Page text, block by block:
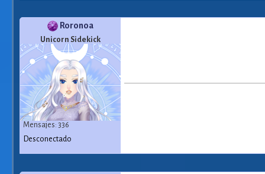
Roronoa
Unicorn Sidekick
Mensajes: 336
Desconectado